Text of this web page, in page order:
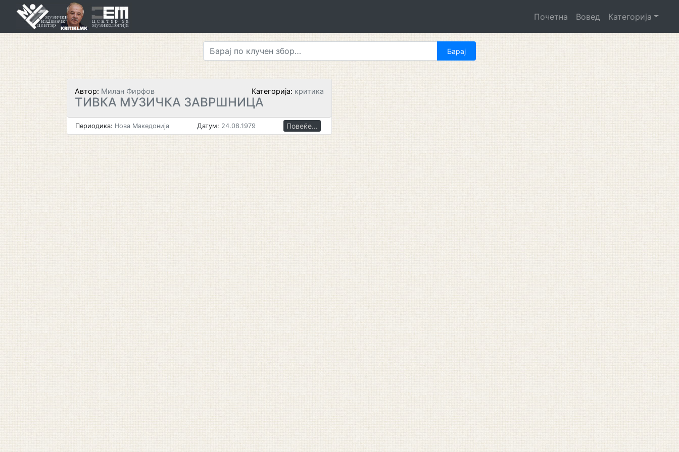
Почетна Вовед Категорија
Автор: Милан Фирфов Категорија: критика
ТИВКА МУЗИЧКА ЗАВРШНИЦА
Периодика: Нова Македонија Датум: 24.08.1979 Повеќе...